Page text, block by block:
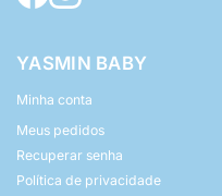
YASMIN BABY
Minha conta
Meus pedidos
Recuperar senha
Política de privacidade